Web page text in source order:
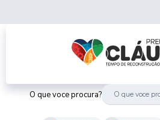
O que voce procura?